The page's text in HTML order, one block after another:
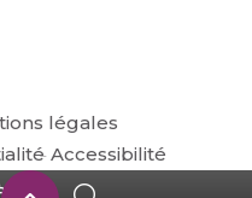
légales
Accessibilité